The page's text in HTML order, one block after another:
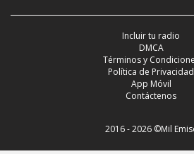
Incluir tu radio
DMCA
Términos y
Política de Privacidad
App Móvil
Contáctenos
2016 - 2026 ©Mil